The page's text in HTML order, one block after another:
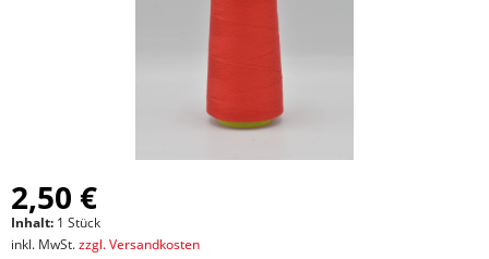
2,50 €
Inhalt: 1 Stück
inkl. MwSt.zzgl. Versandkosten